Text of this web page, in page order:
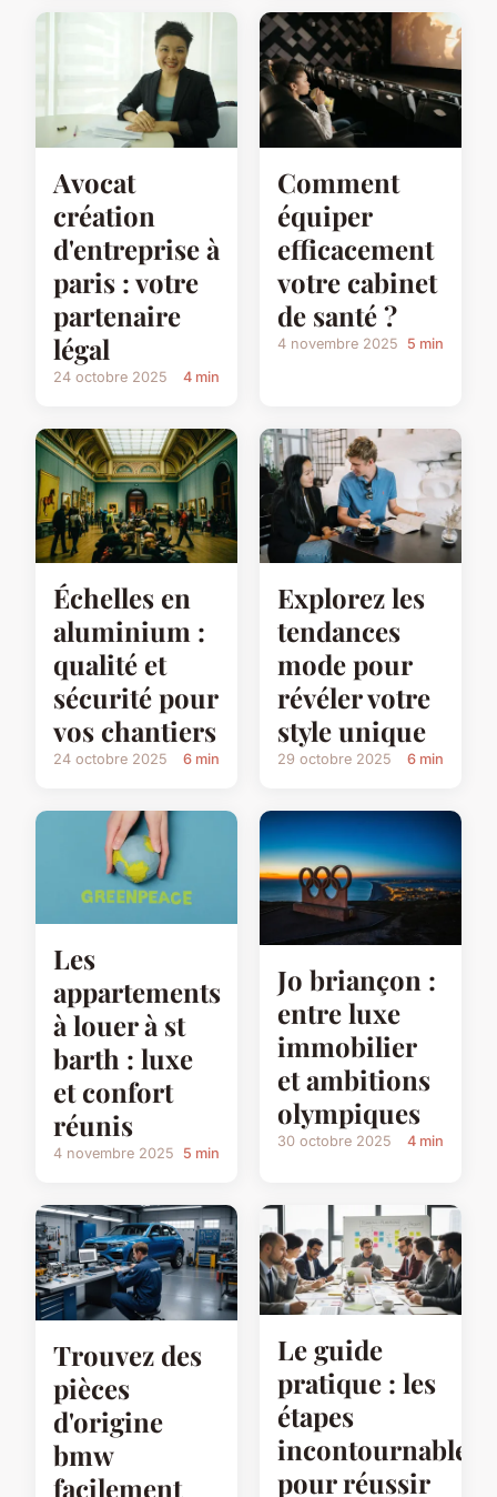
Avocat
création
d'entreprise à
paris : votre
partenaire
légal
24 octobre 2025 4 min
Comment
équiper
efficacement
votre cabinet
de santé ?
4 novembre 2025 5 min
Échelles en
aluminium :
qualité et
sécurité pour
vos chantiers
24 octobre 2025 6 min
Explorez les
tendances
mode pour
révéler votre
style unique
29 octobre 2025 6 min
Les
appartements
à louer à st
barth : luxe
et confort
réunis
4 novembre 2025 5 min
Jo briançon :
entre luxe
immobilier
et ambitions
olympiques
30 octobre 2025 4 min
Trouvez des
pièces
d'origine
bmw
facilement
Le guide
pratique : les
étapes
incontournables
pour réussir